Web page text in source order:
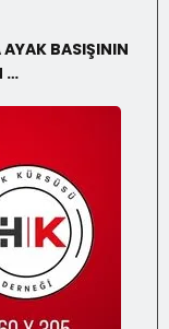
AYAK BASIŞININ
…